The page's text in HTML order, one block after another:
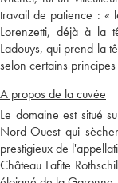
travail de patience : «
Lorenzetti, déjà à la
Ladouys, qui prend la
selon certains
A propos de la cuvée
Le domaine est situé
Nord-Ouest qui
prestigieux de
Château Lafite